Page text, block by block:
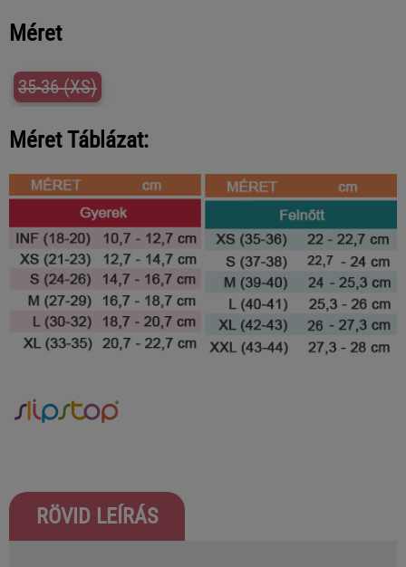
Méret
35-36 (XS)
Méret Táblázat:
RÖVID LEÍRÁS